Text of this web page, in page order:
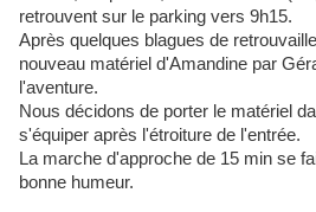
retrouvent sur le parking vers 9h15.
Après quelques blagues de
nouveau matériel d'Amandine par
l'aventure.
Nous décidons de porter le matériel
s'équiper après l'étroiture de l'entrée.
La marche d'approche de 15 min se
bonne humeur.